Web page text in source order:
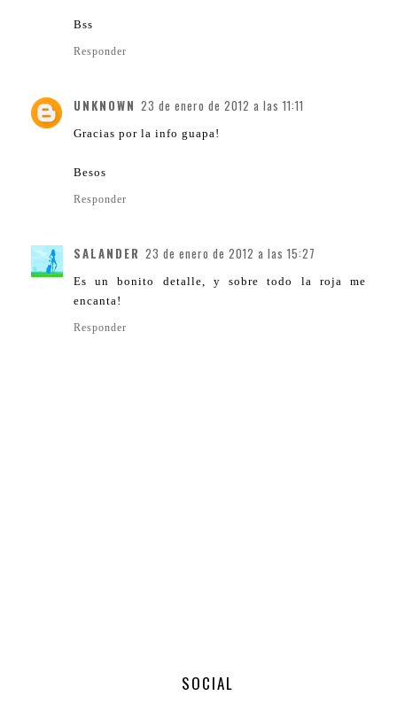
Bss
Responder
UNKNOWN 23 de enero de 2012 a las 11:11
Gracias por la info guapa!
Besos
Responder
SALANDER 23 de enero de 2012 a las 15:27
Es un bonito detalle, y sobre todo la roja me
encanta!
Responder
SOCIAL